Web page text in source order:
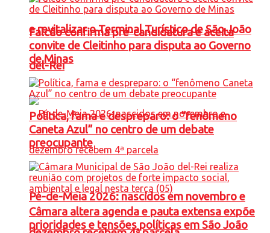
e revitalizar o Terminal Turístico de São João
del-Rei
Pé-de-Meia 2026: nascidos em novembro e
Falcão confirma pré-candidatura e aceita
convite de Cleitinho para disputa ao Governo
de Minas
Política, fama e despreparo: o “fenômeno
Caneta Azul” no centro de um debate
preocupante
Câmara altera agenda e pauta extensa expõe
prioridades e tensões políticas em São João